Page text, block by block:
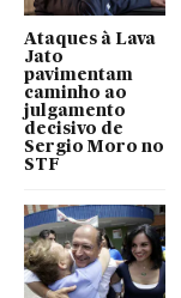
Ataques à Lava
Jato
pavimentam
caminho ao
julgamento
decisivo de
Sergio Moro no
STF